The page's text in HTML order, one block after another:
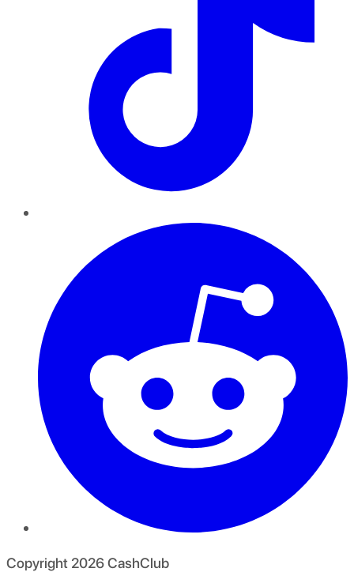
Copyright 2026CashClub